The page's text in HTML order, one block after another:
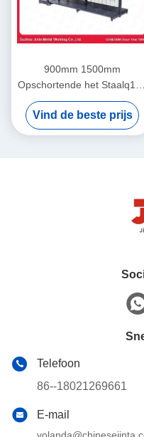
900mm 1500mm
Opschortende het Staalq195
2 Opgeruimde Plank van de
Gondelvertoning
Vind de beste prijs
Telefoon
86--18021269661
E-mail